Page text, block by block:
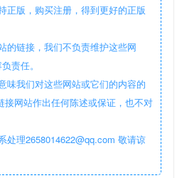
正版，购买注册，得到更好的正版
的链接，我们不负责维护这些网
责任。
味我们对这些网站或它们的内容的
网站作出任何陈述或保证，也不对
处理2658014622@qq.com 敬请谅